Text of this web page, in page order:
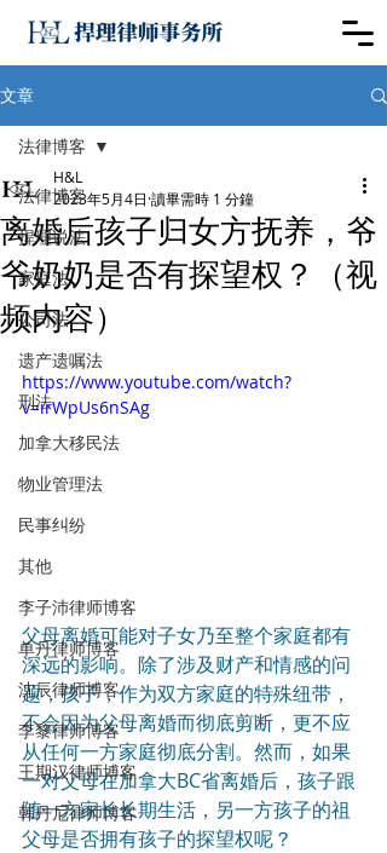
文章
法律博客
捍理说法
家庭法
公司法
遗产遗嘱法
刑法
加拿大移民法
物业管理法
民事纠纷
其他
李子沛律师博客
单丹律师博客
沈辰律师博客
李黎律师博客
王期汉律师博客
韩丹尼律师博客
法律博客
离婚后孩子归女方抚养，爷
爷奶奶是否有探望权？（视
频内容）
H&L
2023年5月4日 讀畢需時 1 分鐘
https://www.youtube.com/watch?
v=irWpUs6nSAg
父母离婚可能对子女乃至整个家庭都有
深远的影响。除了涉及财产和情感的问
题，孩子，作为双方家庭的特殊纽带，
不会因为父母离婚而彻底剪断，更不应
从任何一方家庭彻底分割。然而，如果
一对父母在加拿大BC省离婚后，孩子跟
随一方家长长期生活，另一方孩子的祖
父母是否拥有孩子的探望权呢？